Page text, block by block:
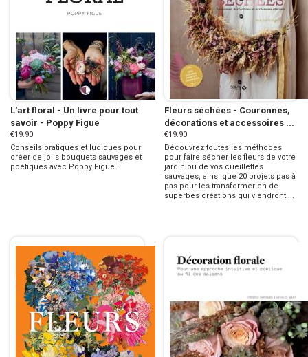
L'art floral - Un livre pour tout
savoir - Poppy Figue
€19.90
Conseils pratiques et ludiques pour
créer de jolis bouquets sauvages et
poétiques avec Poppy Figue !
Fleurs séchées - Couronnes,
décorations et accessoires ...
€19.90
Découvrez toutes les méthodes
pour faire sécher les fleurs de votre
jardin ou de vos cueillettes
sauvages, ainsi que 20 projets pas à
pas pour les transformer en de
superbes créations qui viendront ...